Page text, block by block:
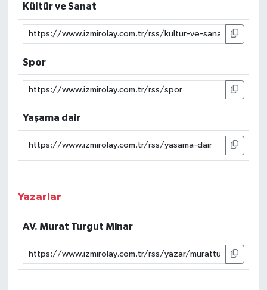
Kültür ve Sanat
Spor
Yaşama dair
Yazarlar
AV. Murat Turgut Minar